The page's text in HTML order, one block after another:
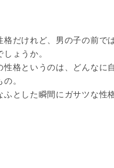
格だけれど、男の子の前
ょうか。
性格というのは、どんなに
。
ふとした瞬間にガサツな性